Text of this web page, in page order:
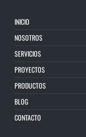
INICIO
NOSOTROS
SERVICIOS
PROYECTOS
PRODUCTOS
BLOG
CONTACTO